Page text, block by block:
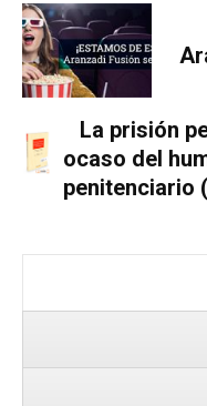
La prisión
ocaso del
penitenciario